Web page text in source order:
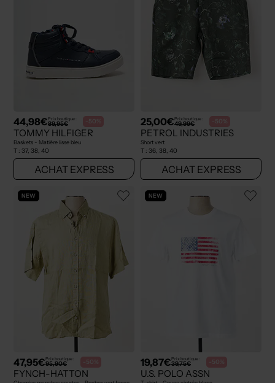
44,98€Prix boutique :
89,95€ -50%
TOMMY HILFIGER
Baskets - Matière lisse bleu
T : 37, 38, 40
ACHAT EXPRESS
25,00€Prix boutique :
49,99€ -50%
PETROL INDUSTRIES
Short vert
T : 36, 38, 40
ACHAT EXPRESS
NEW
47,95€Prix boutique :
95,90€ -50%
FYNCH-HATTON
NEW
19,87€Prix boutique :
39,75€ -50%
U.S. POLO ASSN